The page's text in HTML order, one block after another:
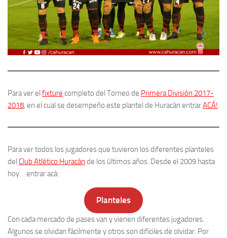
Para ver el fixture completo del Torneo de Primera División 2017-
2018, en el cual se desempeño este plantel de Huracán entrarACÁ!
Para ver todos los jugadores que tuvieron los diferentes planteles
del Club Atlético Huracán de los últimos años. Desde el 2009 hasta
hoy… entrar acá:
Planteles
Con cada mercado de pases van y vienen diferentes jugadores.
Algunos se olvidan fácilmente y otros son difíciles de olvidar. Por